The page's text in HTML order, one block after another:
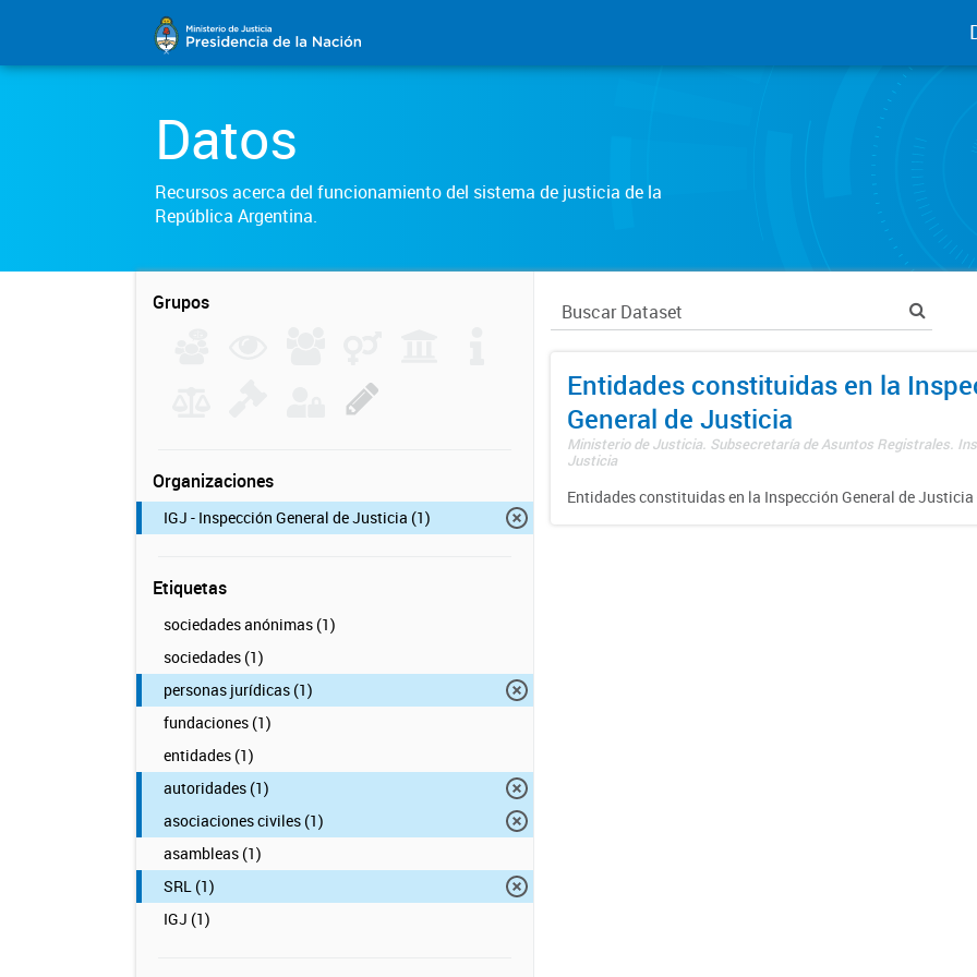
Datos
Recursos acerca del funcionamiento del sistema de justicia de la
República Argentina.
Grupos
Organizaciones
IGJ - Inspección General de Justicia (1)
Etiquetas
sociedades anónimas (1)
sociedades (1)
personas jurídicas (1)
fundaciones (1)
entidades (1)
autoridades (1)
asociaciones civiles (1)
asambleas (1)
SRL (1)
IGJ (1)
Entidades constituidas en la
General de Justicia
Ministerio de Justicia. Subsecretaría de Asuntos Registrales.
Justicia
Entidades constituidas en la Inspección General de Justicia